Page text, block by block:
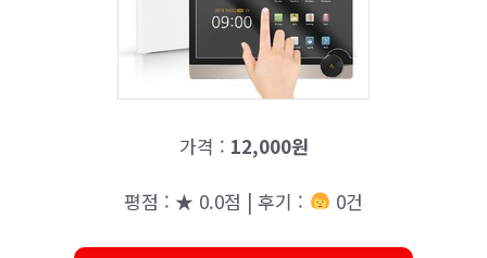
가격 : 12,000원
평점 : ★ 0.0점 | 후기 : 0건